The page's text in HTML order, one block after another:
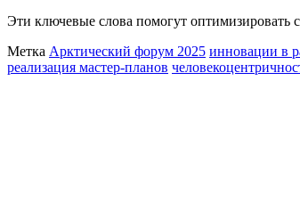
Эти ключевые слова помогут оптимизировать
Метка Арктический форум 2025 инновации в
реализация мастер-планов